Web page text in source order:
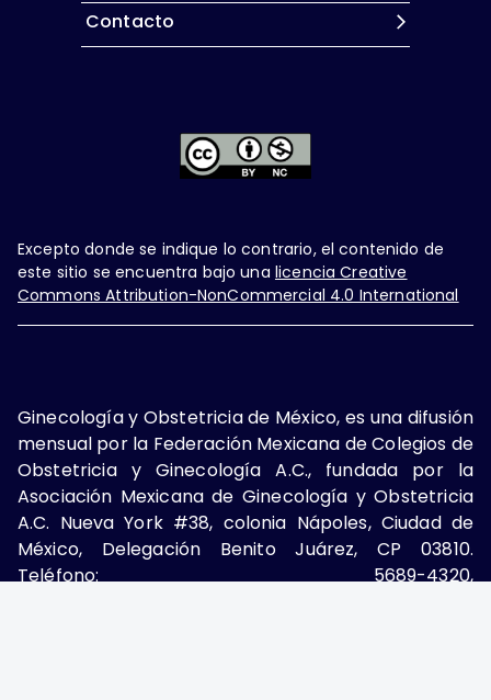
Contacto
Excepto donde se indique lo contrario, el contenido de
este sitio se encuentra bajo una licencia Creative
Commons Attribution-NonCommercial 4.0 International
Ginecología y Obstetricia de México, es una difusión
mensual por la Federación Mexicana de Colegios de
Obstetricia y Ginecología A.C., fundada por la
Asociación Mexicana de Ginecología y Obstetricia
A.C. Nueva York #38, colonia Nápoles, Ciudad de
México, Delegación Benito Juárez, CP 03810.
Teléfono: 5689-4320,